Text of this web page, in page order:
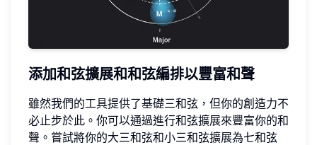
添加和弦擴展和和弦編排以豐富和聲
雖然我們的工具提供了基礎三和弦，但你的創造力不
必止步於此。你可以通過進行和弦擴展來豐富你的和
聲。嘗試將你的大三和弦和小三和弦擴展為七和弦